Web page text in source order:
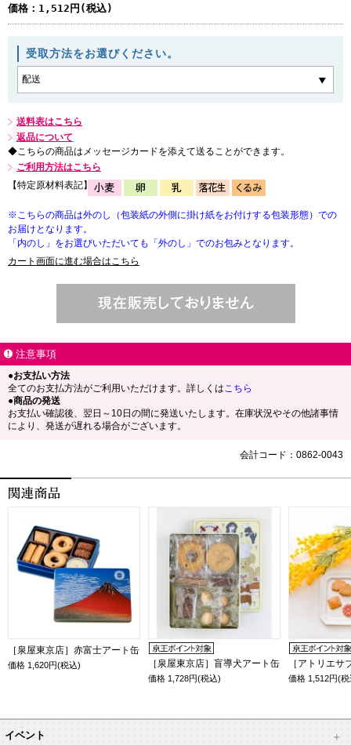
価格： 1,512円(税込)
受取方法をお選びください。
送料表はこちら
返品について
◆こちらの商品はメッセージカードを添えて送ることができます。
ご利用方法はこちら
【特定原材料表記】
※こちらの商品は外のし（包装紙の外側に掛け紙をお付けする包装形態）での
お届けとなります。
「内のし」をお選びいただいても「外のし」でのお包みとなります。
カート画面に進む場合はこちら
注意事項
●お支払い方法
全てのお支払方法がご利用いただけます。詳しくはこちら
●商品の発送
お支払い確認後、翌日～10日の間に発送いたします。在庫状況やその他諸事情
により、発送が遅れる場合がございます。
会計コード：0862-0043
［泉屋東京店］赤富士アート缶
価格 1,620円(税込) ［泉屋東京店］盲導犬アート缶
価格 1,728円(税込)
［アトリエサ
価格 1,512円(
イベント